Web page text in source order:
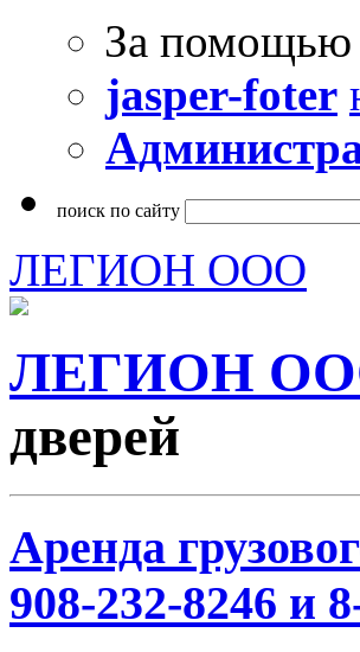
За помощью
jasper-foter
поиск по сайту
ЛЕГИОН ООО
ЛЕГИОН
дверей
Аренда
908-232-8246 и